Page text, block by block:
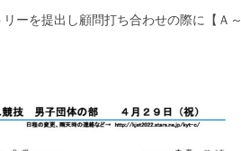
ーを提出し顧問打ち合わせの際に【Ａ～